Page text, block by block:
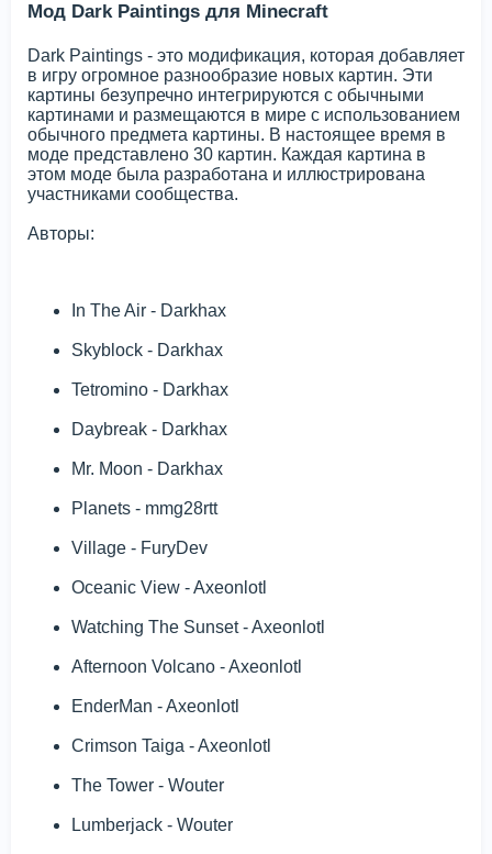
Мод Dark Paintings для Minecraft
Dark Paintings - это модификация, которая добавляет
в игру огромное разнообразие новых картин. Эти
картины безупречно интегрируются с обычными
картинами и размещаются в мире с использованием
обычного предмета картины. В настоящее время в
моде представлено 30 картин. Каждая картина в
этом моде была разработана и иллюстрирована
участниками сообщества.
Авторы:
In The Air - Darkhax
Skyblock - Darkhax
Tetromino - Darkhax
Daybreak - Darkhax
Mr. Moon - Darkhax
Planets - mmg28rtt
Village - FuryDev
Oceanic View - Axeonlotl
Watching The Sunset - Axeonlotl
Afternoon Volcano - Axeonlotl
EnderMan - Axeonlotl
Crimson Taiga - Axeonlotl
The Tower - Wouter
Lumberjack - Wouter